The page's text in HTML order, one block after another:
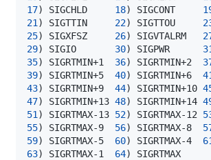
17) SIGCHLD 18) SIGCONT
21 ) SIGTTIN 22) SIGTTOU
25) SIGXFSZ 26) SIGVTALRM
29) SIGIO 30) SIGPWR
35) SIGRTMIN+1 36) SIGRTMIN+2
39) SIGRTMIN+5 40) SIGRTMIN+6
43) SIGRTMIN+9 44) SIGRTMIN+10
47) SIGRTMIN+13 48) SIGRTMIN+14
51 ) SIGRTMAX-13 52) SIGRTMAX-12
55) SIGRTMAX-9 56) SIGRTMAX-8
59) SIGRTMAX-5 60) SIGRTMAX-4
63) SIGRTMAX-1 64)